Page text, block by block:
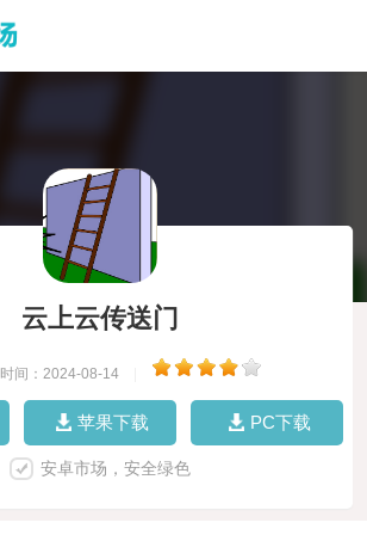
云上云传送门
时间：2024-08-14
苹果下载 PC下载
安卓市场，安全绿色